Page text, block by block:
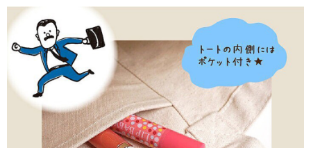
５．嚴禁一人註冊多個帳號或使用他人資訊註冊。若發現惡意使用之情形，
恩沛科技股份有限公司將有權停止該用戶之使用額度並採取法律行動。